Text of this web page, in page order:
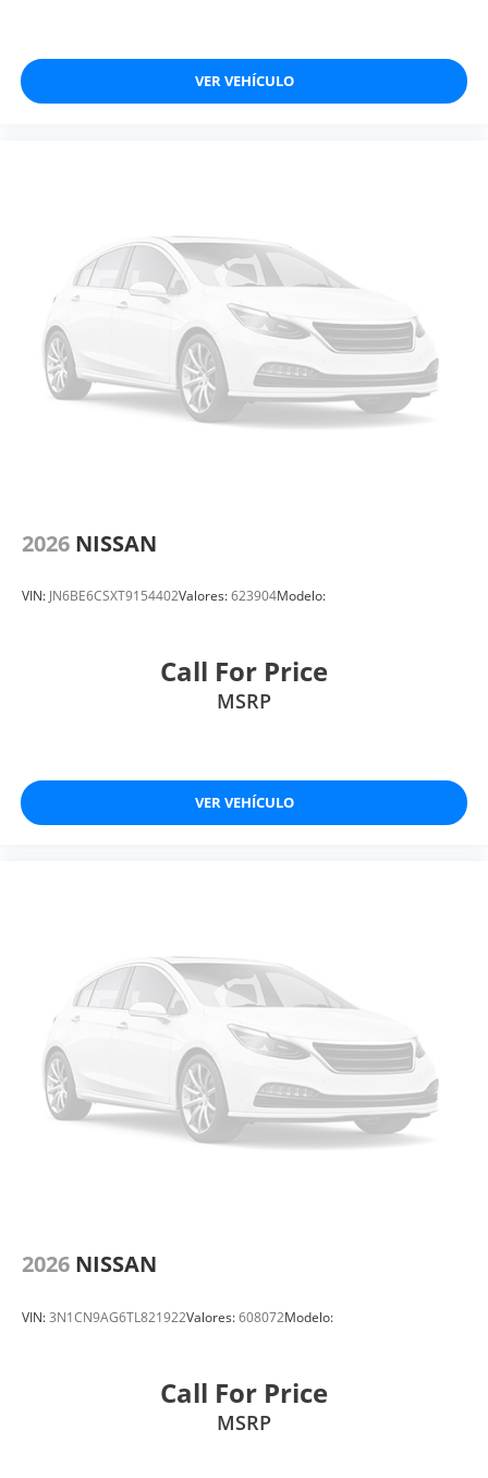
VER VEHÍCULO
2026 NISSAN
VIN: JN6BE6CSXT9154402Valores:623904Modelo:
Call For Price
MSRP
VER VEHÍCULO
2026 NISSAN
VIN:3N1CN9AG6TL821922Valores:608072Modelo:
Call For Price
MSRP